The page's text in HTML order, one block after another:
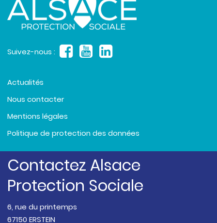
Suivez-nous :
Actualités
Nous contacter
Mentions légales
Politique de protection des données
Contactez Alsace
Protection Sociale
6, rue du printemps
67150 ERSTEIN